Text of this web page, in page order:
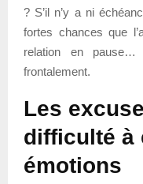
? S’il n’y a ni
fortes chances que
relation en
frontalement.
Les
difficulté à
émotions